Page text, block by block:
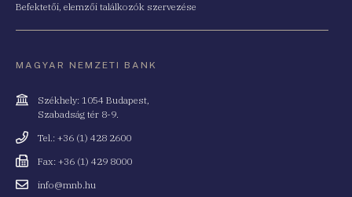
Befektetői, elemzői találkozók szervezése
MAGYAR NEMZETI BANK
Cím
Székhely: 1054 Budapest,
Szabadság tér 8-9.
Telefonszám
Tel.: +36 (1) 428 2600
Fax
Fax: +36 (1) 429 8000
Emailinfo@mnb.hu